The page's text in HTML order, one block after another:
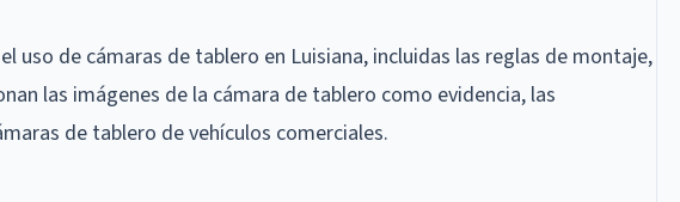
uso de cámaras de tablero en Luisiana, incluidas las reglas de montaje,
las imágenes de la cámara de tablero como evidencia, las
de tablero de vehículos comerciales.